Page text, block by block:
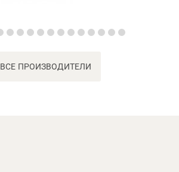
ВСЕ ПРОИЗВОДИТЕЛИ